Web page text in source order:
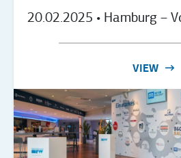
20.02.2025 • Hamburg –
VIEW